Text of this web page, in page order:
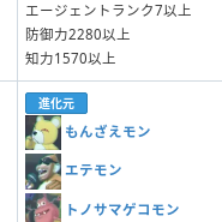
エージェントランク7以上
防御力2280以上
知力1570以上
進化元
もんざえモン
エテモン
トノサマゲコモン